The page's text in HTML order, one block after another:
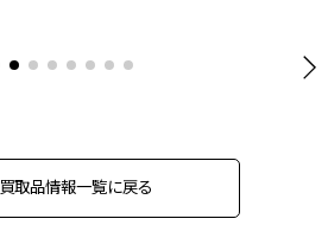
買取品情報一覧に戻る